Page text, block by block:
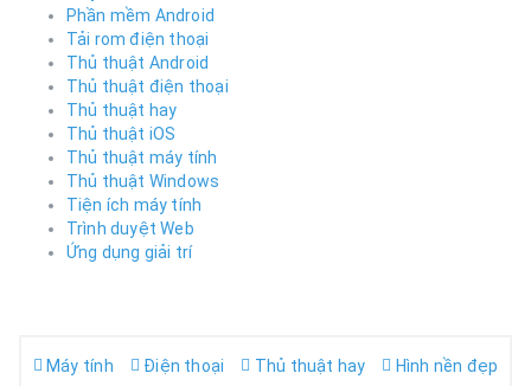
Phần mềm Android
Tải rom điện thoại
Thủ thuật Android
Thủ thuật điện thoại
Thủ thuật hay
Thủ thuật iOS
Thủ thuật máy tính
Thủ thuật Windows
Tiện ích máy tính
Trình duyệt Web
Ứng dụng giải trí
Máy tính Điện thoại Thủ thuật hay Hình nền đẹp